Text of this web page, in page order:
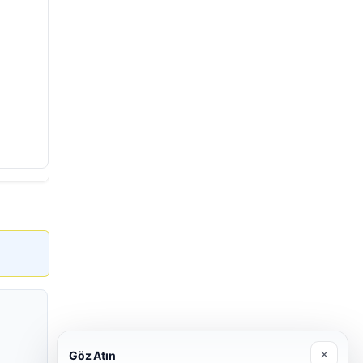
Göz Atın ×